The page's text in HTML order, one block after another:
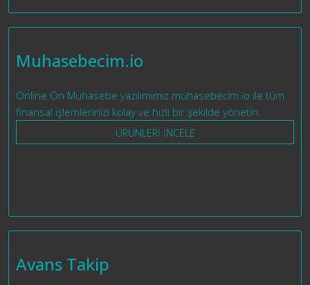
Muhasebecim.io
Online Ön Muhasebe yazılımımız muhasebecim.io ile tüm
finansal işlemlerinizi kolay ve hızlı bir şekilde yönetin.
ÜRÜNLERİ İNCELE
Avans Takip